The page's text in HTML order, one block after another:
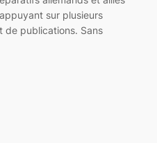
sur plusieurs
de publications. Sans